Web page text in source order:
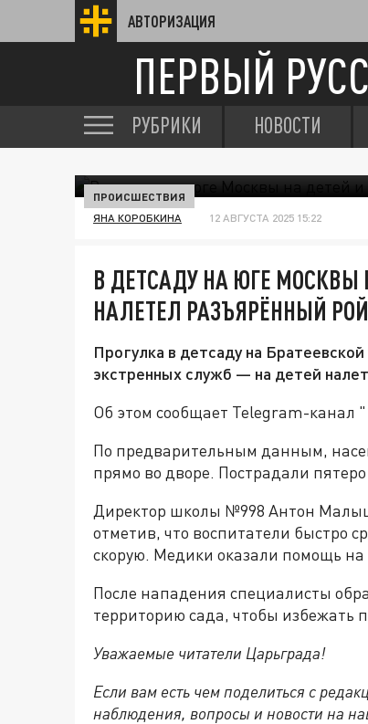
АВТОРИЗАЦИЯ
ПЕРВЫЙ
РУБРИКИ НОВОСТИ
ПРОИСШЕСТВИЯ
ЯНА КОРОБКИНА 12 АВГУСТА 2025 15:22
В ДЕТСАДУ НА ЮГЕ МОСКВЫ
НАЛЕТЕЛ РАЗЪЯРЁННЫЙ
Прогулка в детсаду на
экстренных служб — на детей
Об этом сообщает Telegram-канал
По предварительным данным,
прямо во дворе. Пострадали
Директор школы №998 Антон
отметив, что воспитатели быстро
скорую. Медики оказали помощь на
После нападения специалисты
территорию сада, чтобы избежать
Уважаемые читатели Царьграда!
Если вам есть чем поделиться с
наблюдения, вопросы и новости на